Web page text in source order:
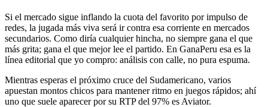
Si el mercado sigue inflando la cuota del favorito por impulso de
redes, la jugada más viva será ir contra esa corriente en mercados
secundarios. Como diría cualquier hincha, no siempre gana el que
más grita; gana el que mejor lee el partido. En GanaPeru esa es la
línea editorial que yo compro: análisis con calle, no pura espuma.
Mientras esperas el próximo cruce del Sudamericano, varios
apuestan montos chicos para mantener ritmo en juegos rápidos; ahí
uno que suele aparecer por su RTP del 97% es Aviator.